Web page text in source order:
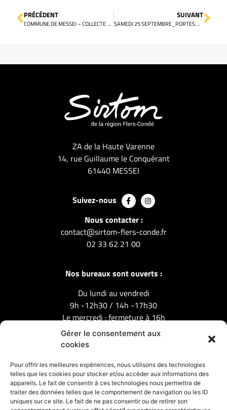
Gérer le consentement aux
cookies
Pour offrir les meilleures expériences, nous utilisons des technologies
telles que les cookies pour stocker et/ou accéder aux informations des
appareils. Le fait de consentir à ces technologies nous permettra de
traiter des données telles que le comportement de navigation ou les ID
uniques sur ce site. Le fait de ne pas consentir ou de retirer son
PRÉCÉDENT
COMMUNE DE MESSEI – COLLECTE DES BACS JAUNES
SUIVANT
SAMEDI 25 SEPTEMBRE_PORTES OUVERTES – SIRTOM
ZA de la Haute Varenne
14, rue Guillaume le Conquérant
61440 MESSEI
Suivez-nous
Nous contacter :
contact@sirtom-flers-conde.fr
02 33 62 21 00
Nos bureaux sont ouverts :
Du lundi au vendredi
9h -12h30 / 14h -17h30
Le mercredi : fermeture à 16h
Mentions légales
Nos partenaires :